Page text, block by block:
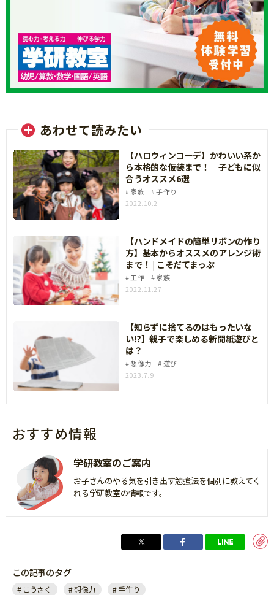
あわせて読みたい
【ハロウィンコーデ】かわいい系か
ら本格的な仮装まで！ 子どもに似
合うオススメ6選
家族
手作り
2022.10.2
【ハンドメイドの簡単リボンの作り
方】基本からオススメのアレンジ術
まで！ | こそだてまっぷ
工作
家族
2022.11.27
【知らずに捨てるのはもったいな
い⁉】親子で楽しめる新聞紙遊びと
は？
想像力
遊び
2023.7.9
おすすめ情報
学研教室のご案内
お子さんのやる気を引き出す勉強法を個別に教えてく
れる学研教室の情報です。
この記事のタグ
こうさく 想像力 手作り